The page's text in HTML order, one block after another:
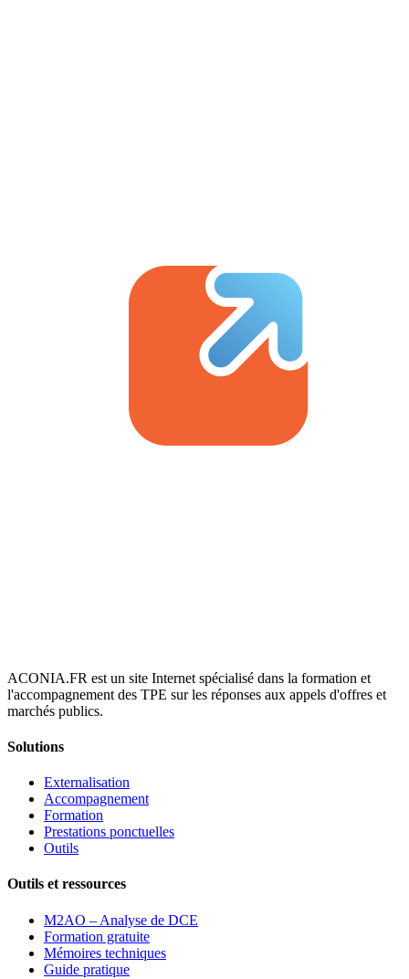
ACONIA.FR est un site Internet spécialisé dans la formation et
l'accompagnement des TPE sur les réponses aux appels d'offres et
marchés publics.
Solutions
Externalisation
Accompagnement
Formation
Prestations ponctuelles
Outils
Outils et ressources
M2AO – Analyse de DCE
Formation gratuite
Mémoires techniques
Guide pratique